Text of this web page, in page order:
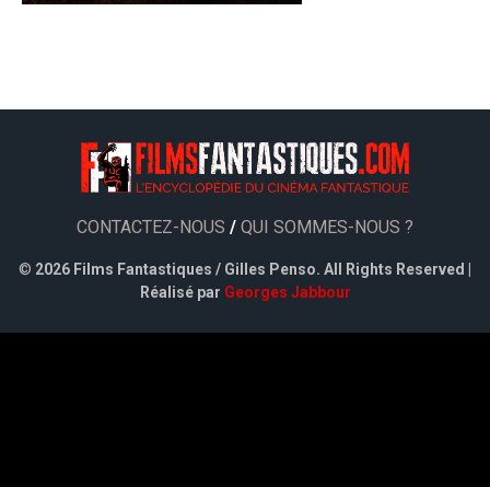
CONTACTEZ-NOUS / QUI SOMMES-NOUS ?
© 2026 Films Fantastiques / Gilles Penso. All Rights Reserved |
Réalisé par Georges Jabbour